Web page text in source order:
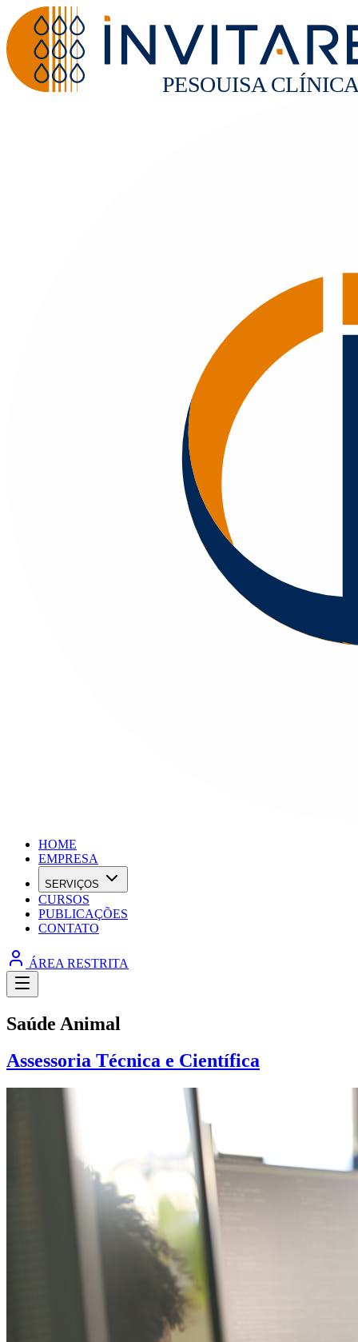
HOME
EMPRESA
SERVIÇOS
CURSOS
PUBLICAÇÕES
CONTATO
ÁREA RESTRITA
Saúde Animal
Assessoria Técnica e Científica